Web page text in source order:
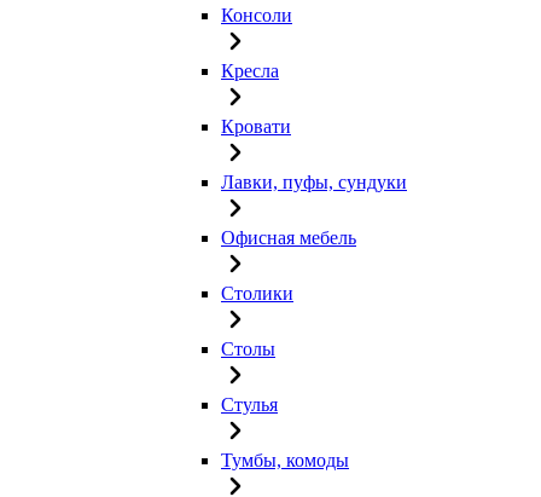
Консоли
Кресла
Кровати
Лавки, пуфы, сундуки
Офисная мебель
Столики
Столы
Стулья
Тумбы, комоды